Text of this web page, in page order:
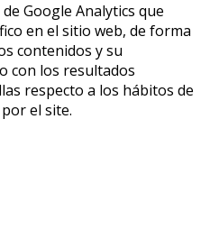
Google Analytics que
en el sitio web, de forma
contenidos y su
con los resultados
respecto a los hábitos de
el site.